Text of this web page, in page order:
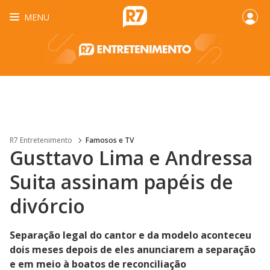
MENU
R7 Entretenimento Famosos e TV
Gusttavo Lima e Andressa
Suita assinam papéis de
divórcio
Separação legal do cantor e da modelo aconteceu
dois meses depois de eles anunciarem a separação
e em meio à boatos de reconciliação